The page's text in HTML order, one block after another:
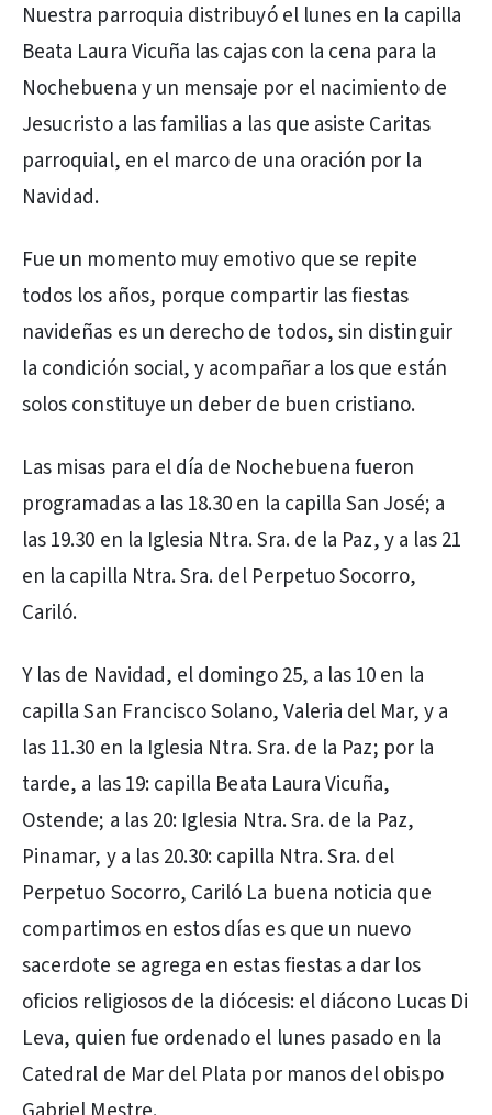
Nuestra parroquia distribuyó el lunes en la capilla
Beata Laura Vicuña las cajas con la cena para la
Nochebuena y un mensaje por el nacimiento de
Jesucristo a las familias a las que asiste Caritas
parroquial, en el marco de una oración por la
Navidad.
Fue un momento muy emotivo que se repite
todos los años, porque compartir las fiestas
navideñas es un derecho de todos, sin distinguir
la condición social, y acompañar a los que están
solos constituye un deber de buen cristiano.
Las misas para el día de Nochebuena fueron
programadas a las 18.30 en la capilla San José; a
las 19.30 en la Iglesia Ntra. Sra. de la Paz, y a las 21
en la capilla Ntra. Sra. del Perpetuo Socorro,
Cariló.
Y las de Navidad, el domingo 25, a las 10 en la
capilla San Francisco Solano, Valeria del Mar, y a
las 11.30 en la Iglesia Ntra. Sra. de la Paz; por la
tarde, a las 19: capilla Beata Laura Vicuña,
Ostende; a las 20: Iglesia Ntra. Sra. de la Paz,
Pinamar, y a las 20.30: capilla Ntra. Sra. del
Perpetuo Socorro, Cariló La buena noticia que
compartimos en estos días es que un nuevo
sacerdote se agrega en estas fiestas a dar los
oficios religiosos de la diócesis: el diácono Lucas Di
Leva, quien fue ordenado el lunes pasado en la
Catedral de Mar del Plata por manos del obispo